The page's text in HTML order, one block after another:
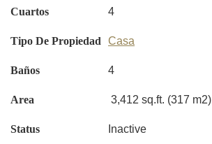
Cuartos 4
Tipo De Propiedad Casa
Baños 4
Area 3,412 sq.ft. (317 m2)
Status Inactive